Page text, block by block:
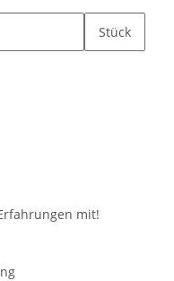
Stück
mit!